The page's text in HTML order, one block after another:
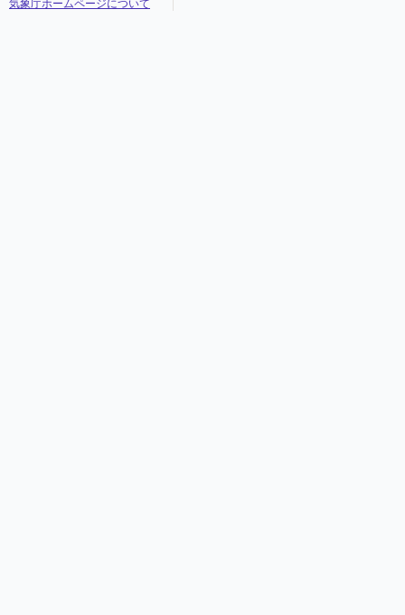
気象庁ホームページについて